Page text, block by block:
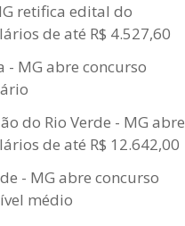
retifica edital do
de até R$ 4.527,60
MG abre concurso
do Rio Verde - MG abre
de até R$ 12.642,00
- MG abre concurso
médio